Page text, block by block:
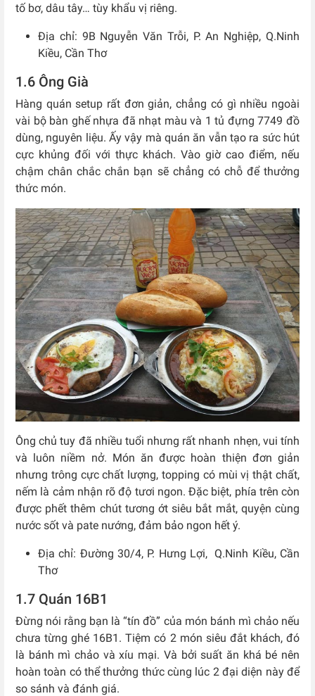
tố bơ, dâu tây… tùy khẩu vị riêng.
Địa chỉ: 9B Nguyễn Văn Trỗi, P. An Nghiệp, Q.Ninh
Kiều, Cần Thơ
1.6 Ông Già
Hàng quán setup rất đơn giản, chẳng có gì nhiều ngoài
vài bộ bàn ghế nhựa đã nhạt màu và 1 tủ đựng 7749 đồ
dùng, nguyên liệu. Ấy vậy mà quán ăn vẫn tạo ra sức hút
cực khủng đối với thực khách. Vào giờ cao điểm, nếu
chậm chân chắc chắn bạn sẽ chẳng có chỗ để thưởng
thức món.
Ông chủ tuy đã nhiều tuổi nhưng rất nhanh nhẹn, vui tính
và luôn niềm nở. Món ăn được hoàn thiện đơn giản
nhưng trông cực chất lượng, topping có mùi vị thật chất,
nếm là cảm nhận rõ độ tươi ngon. Đặc biệt, phía trên còn
được phết thêm chút tương ớt siêu bắt mắt, quyện cùng
nước sốt và pate nướng, đảm bảo ngon hết ý.
Địa chỉ: Đường 30/4, P. Hưng Lợi, Q.Ninh Kiều, Cần
Thơ
1.7 Quán 16B1
Đừng nói rằng bạn là “tín đồ” của món bánh mì chảo nếu
chưa từng ghé 16B1. Tiệm có 2 món siêu đắt khách, đó
là bánh mì chảo và xíu mại. Và bởi suất ăn khá bé nên
hoàn toàn có thể thưởng thức cùng lúc 2 đại diện này để
so sánh và đánh giá.